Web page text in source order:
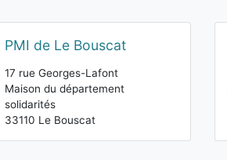
PMI de Le Bouscat
17 rue Georges-Lafont
Maison du département
solidarités
33110 Le Bouscat